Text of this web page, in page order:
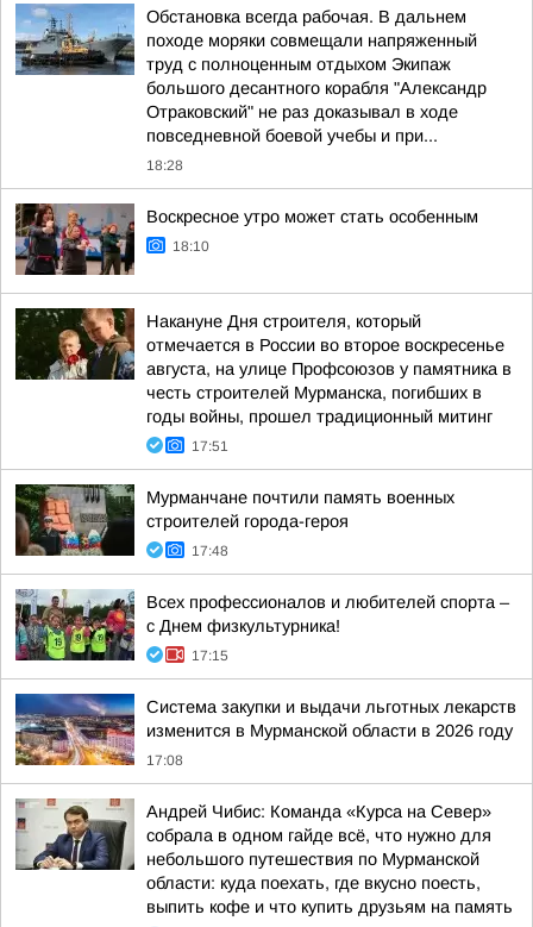
Обстановка всегда рабочая. В дальнем
походе моряки совмещали напряженный
труд с полноценным отдыхом Экипаж
большого десантного корабля "Александр
Отраковский" не раз доказывал в ходе
повседневной боевой учебы и при...
18:28
Воскресное утро может стать особенным
18:10
Накануне Дня строителя, который
отмечается в России во второе воскресенье
августа, на улице Профсоюзов у памятника в
честь строителей Мурманска, погибших в
годы войны, прошел традиционный митинг
17:51
Мурманчане почтили память военных
строителей города-героя
17:48
Всех профессионалов и любителей спорта –
с Днем физкультурника!
17:15
Система закупки и выдачи льготных лекарств
изменится в Мурманской области в 2026 году
17:08
Андрей Чибис: Команда «Курса на Север»
собрала в одном гайде всё, что нужно для
небольшого путешествия по Мурманской
области: куда поехать, где вкусно поесть,
выпить кофе и что купить друзьям на память